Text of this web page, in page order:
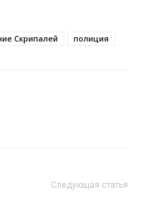
Скрипалей полиция
Следующая статья